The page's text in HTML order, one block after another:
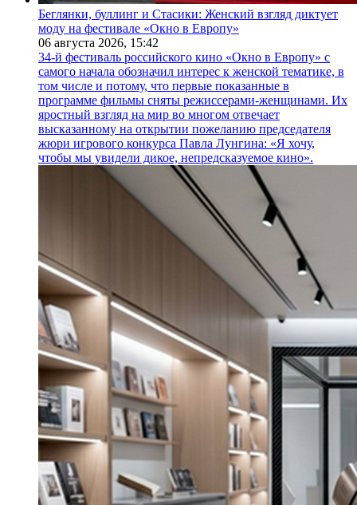
Беглянки, буллинг и Стасики: Женский взгляд диктует
моду на фестивале «Окно в Европу»
06 августа 2026, 15:42
34-й фестиваль российского кино «Окно в Европу» с
самого начала обозначил интерес к женской тематике, в
том числе и потому, что первые показанные в
программе фильмы сняты режиссерами-женщинами. Их
яростный взгляд на мир во многом отвечает
высказанному на открытии пожеланию председателя
жюри игрового конкурса Павла Лунгина: «Я хочу,
чтобы мы увидели дикое, непредсказуемое кино».